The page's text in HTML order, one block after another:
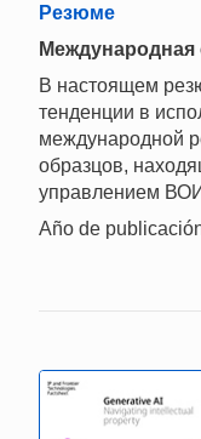
Резюме
В настоящем
тенденции в
международной
образцов,
управлением
Año de